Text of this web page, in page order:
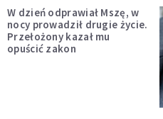
W dzień odprawiał Mszę, w
nocy prowadził drugie życie.
Przełożony kazał mu
opuścić zakon